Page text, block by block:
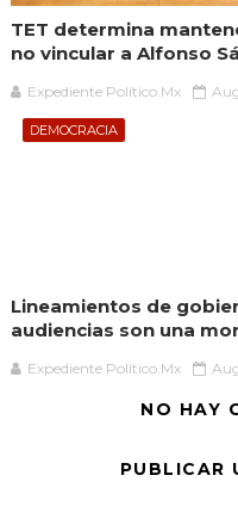
TET determina
no vincular a Alfonso
Expediente Político.Mx
DEMOCRACIA
Lineamientos de
audiencias son una
Expediente Político.Mx
NO HAY
PUBLICAR